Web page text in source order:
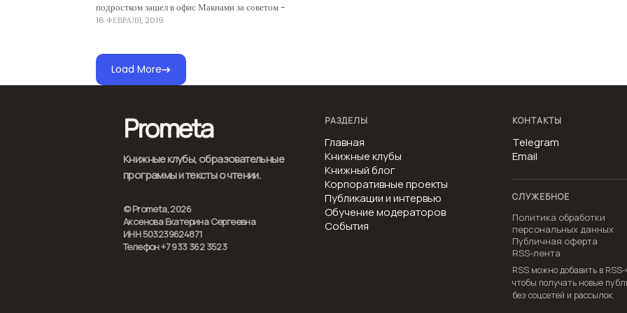
подростком зашел в офис Макнами за советом -
16 ФЕВРАЛЯ, 2019
Load More
Prometa
Книжные клубы, образовательные
программы и тексты о чтении.
© Prometa, 2026
Аксенова Екатерина Сергеевна
ИНН 503239624871
Телефон +7 933 362 3523
РАЗДЕЛЫ
Главная
Книжные клубы
Книжный блог
Корпоративные проекты
Публикации и интервью
Обучение модераторов
События
КОНТАКТЫ
Telegram
Email
СЛУЖЕБНОЕ
Политика обработки
персональных данных
Публичная оферта
RSS-лента
RSS можно добавить в
чтобы получать новые
без соцсетей и рассылок.